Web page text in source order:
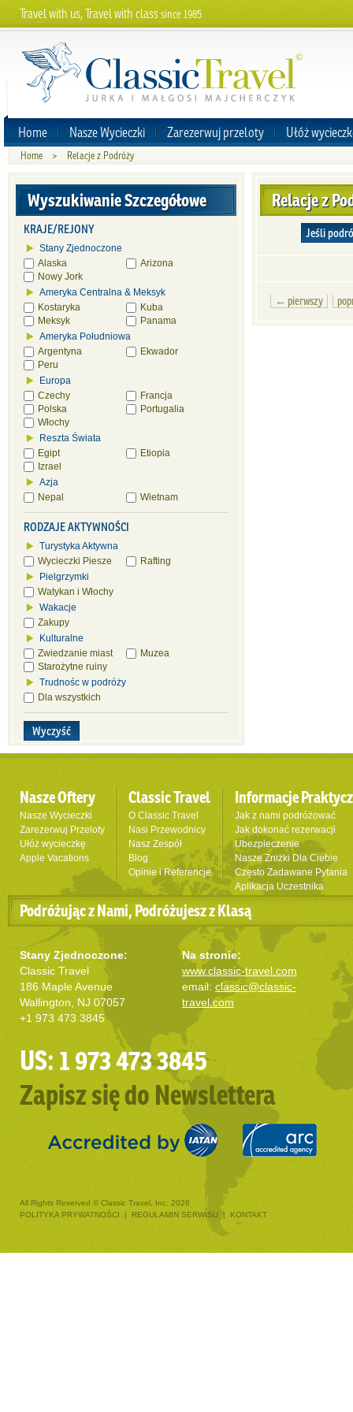
Travel with us, Travel with classsince 1985
Home Nasze Wycieczki Zarezerwuj przeloty Ułóż
Home > Relacje z Podróży
Relacje z
Jeśli
← pierwszy
Wyszukiwanie Szczegółowe
KRAJE/REJONY
Stany Zjednoczone
Alaska
Arizona
Nowy Jork
Ameryka Centralna & Meksyk
Kostaryka
Kuba
Meksyk
Panama
Ameryka Południowa
Argentyna
Ekwador
Peru
Europa
Czechy
Francja
Polska
Portugalia
Włochy
Reszta Świata
Egipt
Etiopia
Izrael
Azja
Nepal
Wietnam
RODZAJE AKTYWNOŚCI
Turystyka Aktywna
Wycieczki Piesze
Rafting
Pielgrzymki
Watykan i Włochy
Wakacje
Zakupy
Kulturalne
Zwiedzanie miast
Muzea
Starożytne ruiny
Trudnośc w podróży
Dla wszystkich
Wyczyść
Nasze Oftery
Nasze Wycieczki
Zarezerwuj Przeloty
Ułóż wycieczkę
Apple Vacations
Classic Travel
O Classic Travel
Nasi Przewodnicy
Nasz Zespół
Blog
Opinie i Referencje
Informacje
Jak z nami podróżować
Jak dokonać rezerwacji
Ubezpieczenie
Nasze Zniżki Dla Ciebie
Często Zadawane Pytania
Aplikacja Uczestnika
Podróżując z Nami, Podróżujesz z Klasą
Stany Zjednoczone:
Classic Travel
186 Maple Avenue
Wallington, NJ 07057
+1 973 473 3845
Na stronie:
www.classic-travel.com
email: classic@classic-
travel.com
US: 1 973 473 3845
Zapisz się do Newslettera
All Rights Reserved © Classic Travel, Inc. 2026
POLITYKA PRYWATNOŚCI
| REGULAMIN SERWISU | KONTAKT